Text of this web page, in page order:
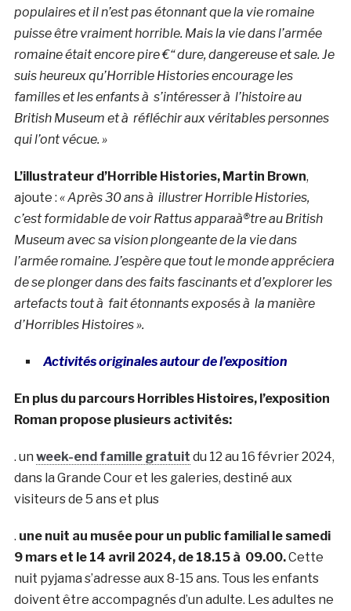
populaires et il n’est pas étonnant que la vie romaine
puisse être vraiment horrible. Mais la vie dans l’armée
romaine était encore pire €“ dure, dangereuse et sale. Je
suis heureux qu’Horrible Histories encourage les
familles et les enfants à s’intéresser à l’histoire au
British Museum et à réfléchir aux véritables personnes
qui l’ont vécue. »
L’illustrateur d’Horrible Histories, Martin Brown,
ajoute : « Après 30 ans à illustrer Horrible Histories,
c’est formidable de voir Rattus apparaà®tre au British
Museum avec sa vision plongeante de la vie dans
l’armée romaine. J’espère que tout le monde appréciera
de se plonger dans des faits fascinants et d’explorer les
artefacts tout à fait étonnants exposés à la manière
d’Horribles Histoires ».
Activités originales autour de l’exposition
En plus du parcours Horribles Histoires, l’exposition
Roman propose plusieurs activités:
. un week-end famille gratuit du 12 au 16 février 2024,
dans la Grande Cour et les galeries, destiné aux
visiteurs de 5 ans et plus
. une nuit au musée pour un public familial le samedi
9 mars et le 14 avril 2024, de 18.15 à 09.00.Cette
nuit pyjama s’adresse aux 8-15 ans. Tous les enfants
doivent être accompagnés d’un adulte. Les adultes ne